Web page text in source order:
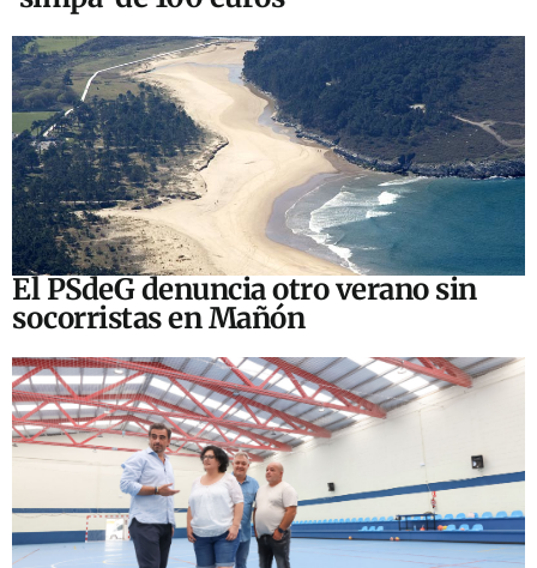
El PSdeG denuncia otro verano sin
socorristas en Mañón